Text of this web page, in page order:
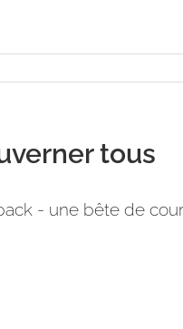
tous
- une bête de